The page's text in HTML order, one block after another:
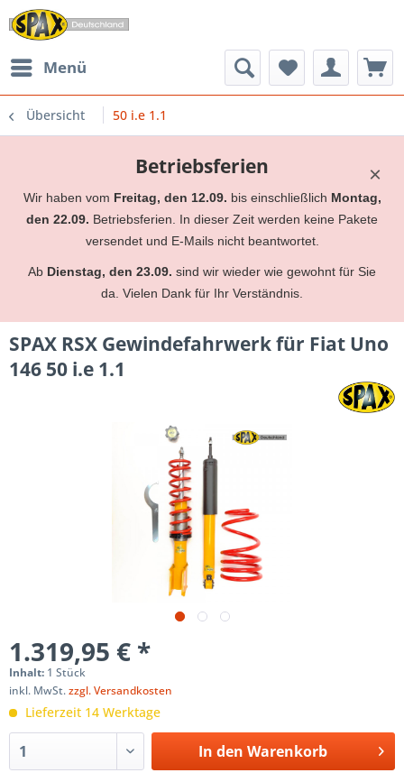
Menü
Übersicht 50 i.e 1.1
×
Betriebsferien
Wir haben vom Freitag, den 12.09. bis einschließlich Montag,
den 22.09. Betriebsferien. In dieser Zeit werden keine Pakete
versendet und E-Mails nicht beantwortet.
Ab Dienstag, den 23.09. sind wir wieder wie gewohnt für Sie
da. Vielen Dank für Ihr Verständnis.
SPAX RSX Gewindefahrwerk für Fiat Uno
146 50 i.e 1.1
1.319,95 € *
Inhalt: 1 Stück
inkl. MwSt.zzgl. Versandkosten
Lieferzeit 14 Werktage
In den Warenkorb